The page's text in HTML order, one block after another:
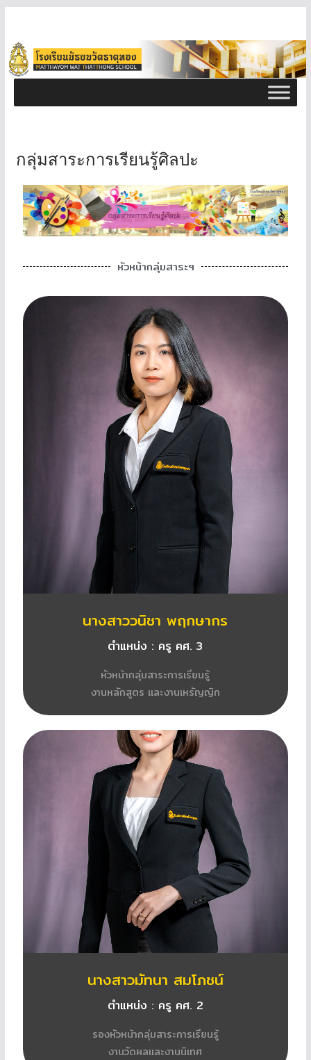
กลุ่มสาระการเรียนรู้ศิลปะ
หัวหน้ากลุ่มสาระฯ
นางสาววนิชา พฤกษากร
ตำแหน่ง : ครู คศ. 3
หัวหน้ากลุ่มสาระการเรียนรู้
งานหลักสูตร และงานเหรัญญิก
นางสาวมัทนา สมโภชน์
ตำแหน่ง : ครู คศ. 2
รองหัวหน้ากลุ่มสาระการเรียนรู้
งานวัดผลและงานนิเทศ